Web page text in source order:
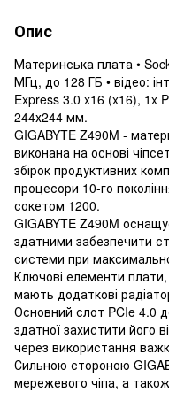
Опис
Материнська плата •
МГц, до 128 ГБ • відео:
Express 3.0 x16 (x16), 1x
244х244 мм.
GIGABYTE Z490M -
виконана на основі
збірок продуктивних
процесори 10-го
сокетом 1200.
GIGABYTE Z490M
здатними забезпечити
системи при
Ключові елементи плати,
мають додаткові
Основний слот PCIe 4.0
здатної захистити його
через використання
Сильною стороною
мережевого чіпа, а